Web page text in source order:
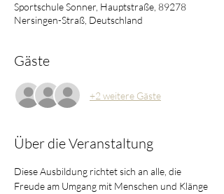
Sportschule Sonner, Hauptstraße, 89278
Nersingen-Straß, Deutschland
Gäste
+2 weitere Gäste
Über die Veranstaltung
Diese Ausbildung richtet sich an alle, die
Freude am Umgang mit Menschen und Klänge